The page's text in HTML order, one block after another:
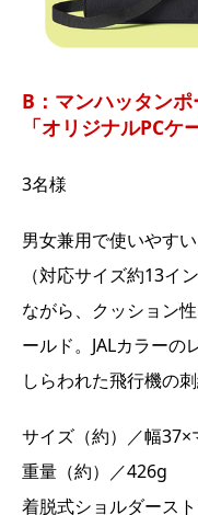
B：マンハッタン
「オリジナルPCケ
3名様
男女兼用で使いやす
（対応サイズ約13イ
ながら、クッション
ールド。JALカラーの
しらわれた飛行機の
サイズ（約）／幅
重量（約）／426g
着脱式ショルダース